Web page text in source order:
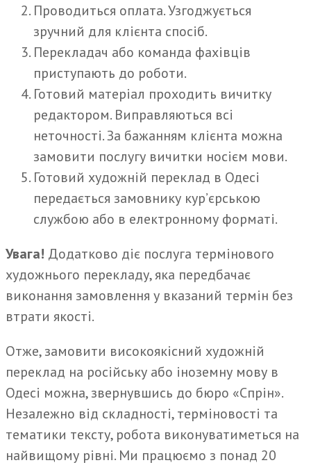
Проводиться оплата. Узгоджується
зручний для клієнта спосіб.
Перекладач або команда фахівців
приступають до роботи.
Готовий матеріал проходить вичитку
редактором. Виправляються всі
неточності. За бажанням клієнта можна
замовити послугу вичитки носієм мови.
Готовий художній переклад в Одесі
передається замовнику кур’єрською
службою або в електронному форматі.
Увага! Додатково діє послуга термінового
художнього перекладу, яка передбачає
виконання замовлення у вказаний термін без
втрати якості.
Отже, замовити високоякісний художній
переклад на російську або іноземну мову в
Одесі можна, звернувшись до бюро «Спрін».
Незалежно від складності, терміновості та
тематики тексту, робота виконуватиметься на
найвищому рівні. Ми працюємо з понад 20